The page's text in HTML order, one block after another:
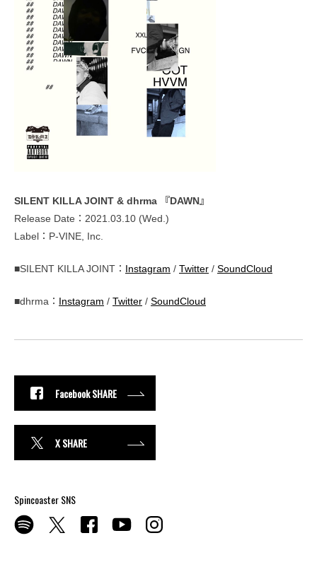
SILENT KILLA JOINT & dhrma 『DAWN』
Release Date：2021.03.10 (Wed.)
Label：P-VINE, Inc.
■SILENT KILLA JOINT： Instagram / Twitter / SoundCloud
■dhrma： Instagram / Twitter / SoundCloud
Facebook SHARE
X SHARE
Spincoaster SNS